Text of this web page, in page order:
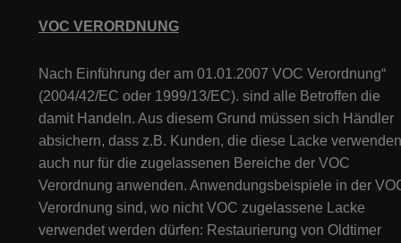
VOC VERORDNUNG
Nach Einführung der am 01.01.2007 VOC Verordnung“
(2004/42/EC oder 1999/13/EC). sind alle Betroffen die
damit Handeln. Aus diesem Grund müssen sich Händler
absichern, dass z.B. Kunden, die diese Lacke
auch nur für die zugelassenen Bereiche der VOC
Verordnung anwenden. Anwendungsbeispiele in der
Verordnung sind, wo nicht VOC zugelassene Lacke
verwendet werden dürfen: Restaurierung von Oldtimer